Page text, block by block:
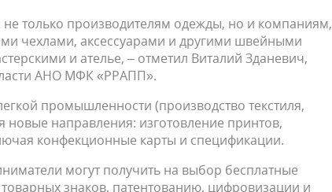
только производителям одежды, но и компаниям,
чехлами, аксессуарами и другими швейными
и ателье, – отметил Виталий Зданевич,
АНО МФК «РРАПП».
промышленности (производство текстиля,
направления: изготовление принтов,
конфекционные карты и спецификации.
могут получить на выбор бесплатные
знаков, патентованию, цифровизации и